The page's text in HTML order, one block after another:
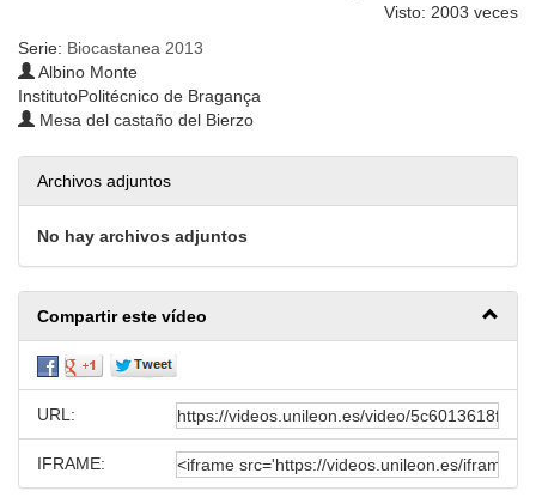
Visto: 2003 veces
Serie: Biocastanea 2013
Albino Monte
InstitutoPolitécnico de Bragança
Mesa del castaño del Bierzo
Archivos adjuntos
No hay archivos adjuntos
Compartir este vídeo
URL:
IFRAME: